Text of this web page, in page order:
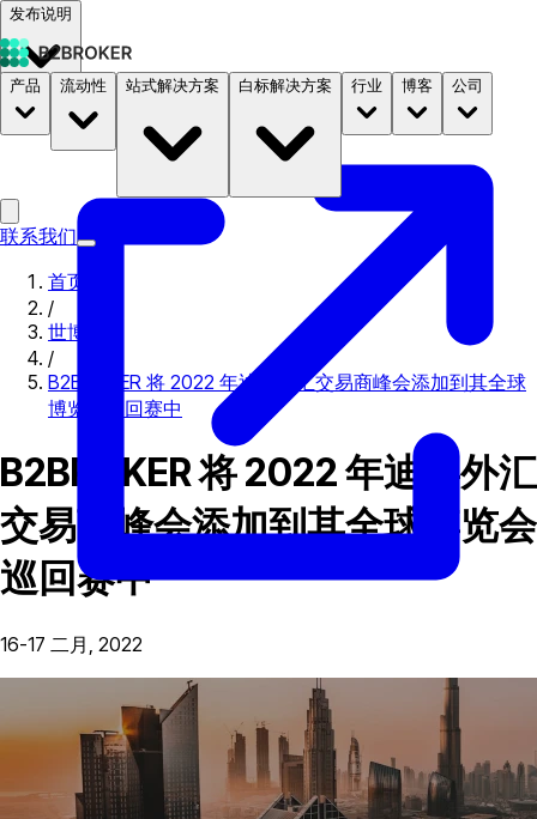
发布说明
文档 定价 B2STORE
产品 流动性 站式解决方案 白标解决方案 行业 博客 公司
联系我们
首页
/
世博会
/
B2BROKER 将 2022 年迪拜外汇交易商峰会添加到其全球
博览会巡回赛中
B2BROKER 将 2022 年迪拜外汇
交易商峰会添加到其全球博览会
巡回赛中
16-17 二月, 2022